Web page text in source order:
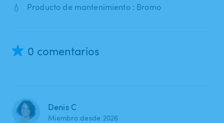
💧 Producto de mantenimiento : Bromo
0 comentarios
Denis C
Miembro desde 2026